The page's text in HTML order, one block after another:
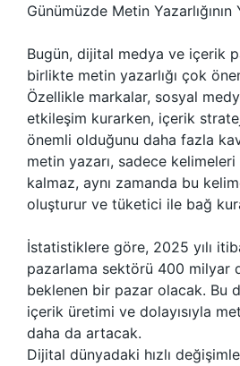
Günümüzde Metin Yazarlığının
Bugün, dijital medya ve içerik
birlikte metin yazarlığı çok
Özellikle markalar, sosyal
etkileşim kurarken, içerik
önemli olduğunu daha fazla
metin yazarı, sadece
kalmaz, aynı zamanda bu
oluşturur ve tüketici ile bağ
İstatistiklere göre, 2025 yılı
pazarlama sektörü 400 milyar
beklenen bir pazar olacak. Bu
içerik üretimi ve dolayısıyla
daha da artacak.
Dijital dünyadaki hızlı